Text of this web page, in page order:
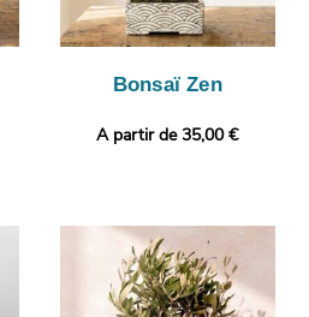
Bonsaï Zen
A partir de 35,00 €